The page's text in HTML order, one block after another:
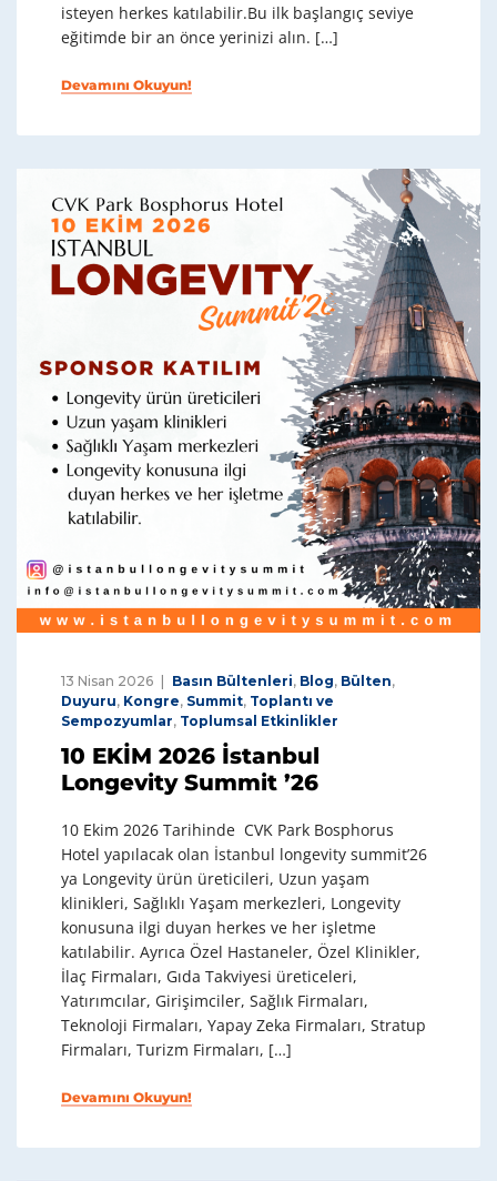
isteyen herkes katılabilir.Bu ilk başlangıç seviye
eğitimde bir an önce yerinizi alın. […]
Devamını Okuyun!
13 Nisan 2026 Basın Bültenleri, Blog, Bülten,
Duyuru, Kongre, Summit, Toplantı ve
Sempozyumlar, Toplumsal Etkinlikler
10 EKİM 2026 İstanbul
Longevity Summit ’26
10 Ekim 2026 Tarihinde CVK Park Bosphorus
Hotel yapılacak olan İstanbul longevity summit’26
ya Longevity ürün üreticileri, Uzun yaşam
klinikleri, Sağlıklı Yaşam merkezleri, Longevity
konusuna ilgi duyan herkes ve her işletme
katılabilir. Ayrıca Özel Hastaneler, Özel Klinikler,
İlaç Firmaları, Gıda Takviyesi üreticeleri,
Yatırımcılar, Girişimciler, Sağlık Firmaları,
Teknoloji Firmaları, Yapay Zeka Firmaları, Stratup
Firmaları, Turizm Firmaları, […]
Devamını Okuyun!